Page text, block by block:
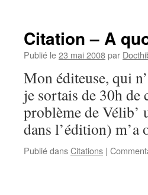
Citation – A
Publié le23 mai 2008par
Mon éditeuse, qui
je sortais de 30h de
problème de Vélib’
dans l’édition)
Publié dansCitations |